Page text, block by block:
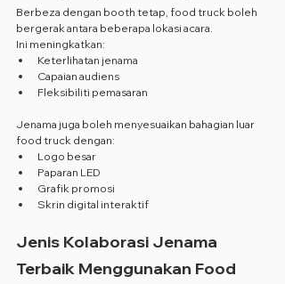
Berbeza dengan booth tetap, food truck boleh
bergerak antara beberapa lokasi acara.
Ini meningkatkan:
Keterlihatan jenama
Capaian audiens
Fleksibiliti pemasaran
Jenama juga boleh menyesuaikan bahagian luar
food truck dengan:
Logo besar
Paparan LED
Grafik promosi
Skrin digital interaktif
Jenis Kolaborasi Jenama
Terbaik Menggunakan Food